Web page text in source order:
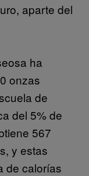
aparte del
ha
onzas
de
del 5% de
567
y estas
de calorías